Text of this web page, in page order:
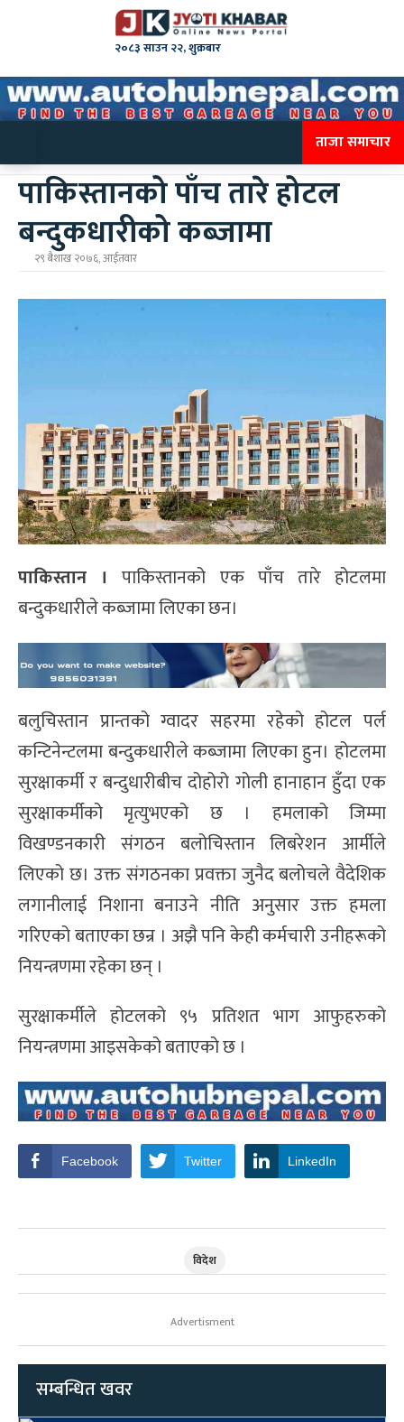
२०८३ साउन २२, शुक्रबार
ताजा समाचार
पाकिस्तानको पाँच तारे होटल
बन्दुकधारीको कब्जामा
२९ बैशाख २०७६, आईतवार
पाकिस्तान । पाकिस्तानको एक पाँच तारे होटलमा
बन्दुकधारीले कब्जामा लिएका छन।
बलुचिस्तान प्रान्तको ग्वादर सहरमा रहेको होटल पर्ल
कन्टिनेन्टलमा बन्दुकधारीले कब्जामा लिएका हुन। होटलमा
सुरक्षाकर्मी र बन्दुधारीबीच दोहोरो गोली हानाहान हुँदा एक
सुरक्षाकर्मीको मृत्युभएको छ । हमलाको जिम्मा
विखण्डनकारी संगठन बलोचिस्तान लिबरेशन आर्मीले
लिएको छ। उक्त संगठनका प्रवक्ता जुनैद बलोचले वैदेशिक
लगानीलाई निशाना बनाउने नीति अनुसार उक्त हमला
गरिएको बताएका छन्र । अझै पनि केही कर्मचारी उनीहरूको
नियन्त्रणमा रहेका छन् ।
सुरक्षाकर्मीले होटलको ९५ प्रतिशत भाग आफुहरुको
नियन्त्रणमा आइसकेको बताएको छ ।
Facebook Twitter LinkedIn
विदेश
Advertisment
सम्बन्धित खवर